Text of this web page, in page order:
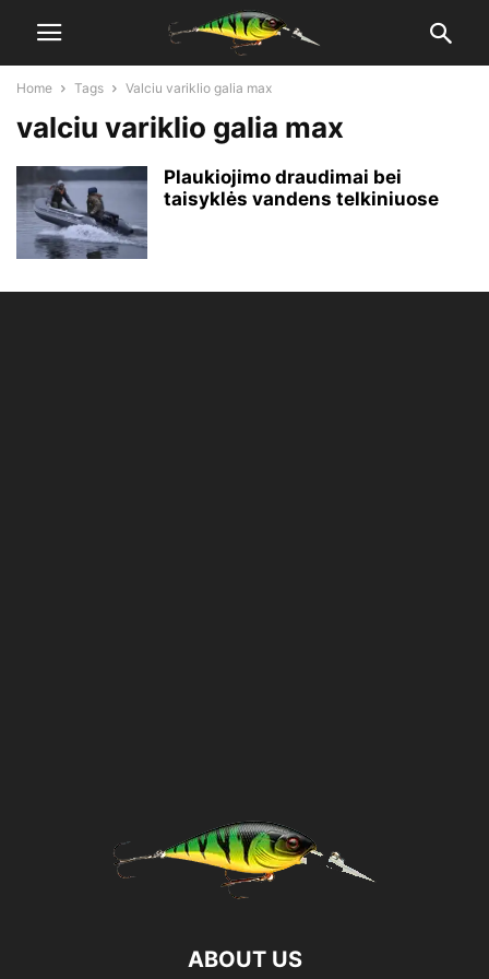
Home Tags Valciu variklio galia max
valciu variklio galia max
Plaukiojimo draudimai bei
taisyklės vandens telkiniuose
ABOUT US